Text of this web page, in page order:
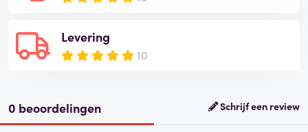
Levering
10
0 beoordelingen Schrijf een review